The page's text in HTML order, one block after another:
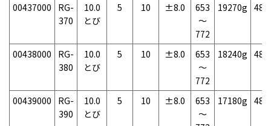
00437000
RG-
370
10.0
とび
5 10 ±8.0
653
～
772
19270g
00438000
RG-
380
10.0
とび
5 10 ±8.0
653
～
772
18240g
00439000
RG-
390
10.0
とび
5 10 ±8.0
653
～
17180g